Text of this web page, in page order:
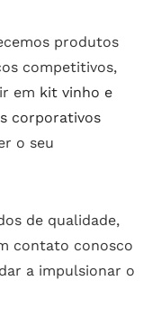
produtos
competitivos,
em kit vinho e
corporativos
o seu
de qualidade,
contato conosco
a impulsionar o